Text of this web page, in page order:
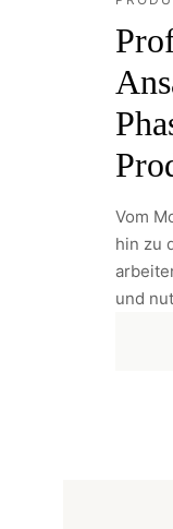
Vom
hin zu
und